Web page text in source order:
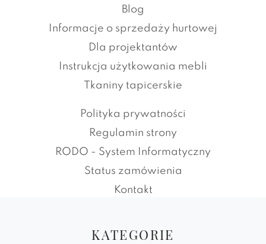
Blog
Informacje o sprzedaży hurtowej
Dla projektantów
Instrukcja użytkowania mebli
Tkaniny tapicerskie
Polityka prywatności
Regulamin strony
RODO - System Informatyczny
Status zamówienia
Kontakt
KATEGORIE